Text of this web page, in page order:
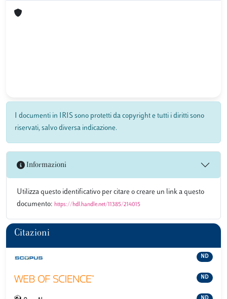
I documenti in IRIS sono protetti da copyright e tutti i diritti sono
riservati, salvo diversa indicazione.
Informazioni
Utilizza questo identificativo per citare o creare un link a questo
documento: https://hdl.handle.net/11385/214015
Citazioni
ND
ND